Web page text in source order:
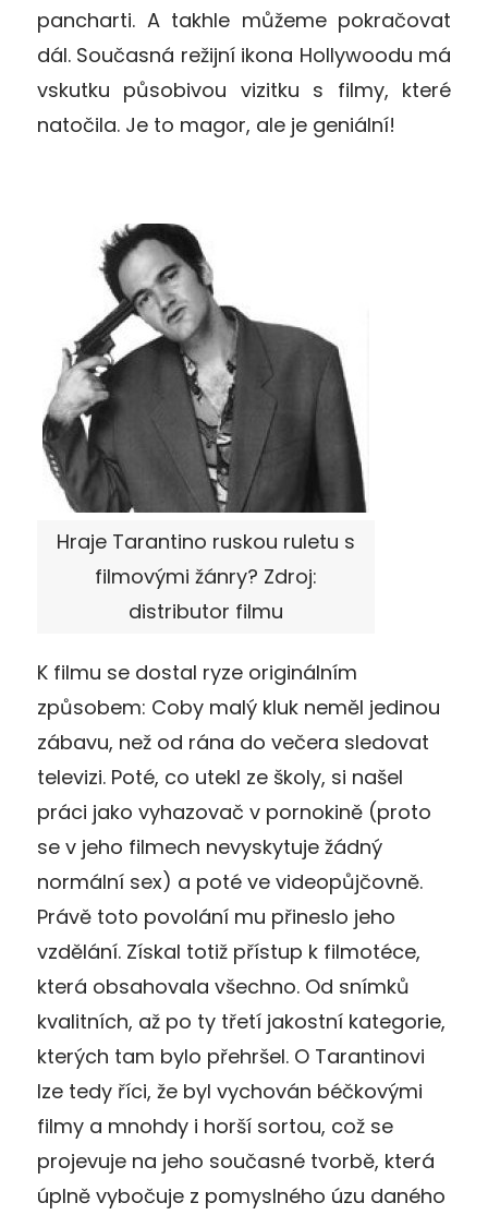
pancharti. A takhle můžeme pokračovat
dál. Současná režijní ikona Hollywoodu má
vskutku působivou vizitku s filmy, které
natočila. Je to magor, ale je geniální!
Hraje Tarantino ruskou ruletu s
filmovými žánry? Zdroj:
distributor filmu
K filmu se dostal ryze originálním
způsobem: Coby malý kluk neměl jedinou
zábavu, než od rána do večera sledovat
televizi. Poté, co utekl ze školy, si našel
práci jako vyhazovač v pornokině (proto
se v jeho filmech nevyskytuje žádný
normální sex) a poté ve videopůjčovně.
Právě toto povolání mu přineslo jeho
vzdělání. Získal totiž přístup k filmotéce,
která obsahovala všechno. Od snímků
kvalitních, až po ty třetí jakostní kategorie,
kterých tam bylo přehršel. O Tarantinovi
lze tedy říci, že byl vychován béčkovými
filmy a mnohdy i horší sortou, což se
projevuje na jeho současné tvorbě, která
úplně vybočuje z pomyslného úzu daného